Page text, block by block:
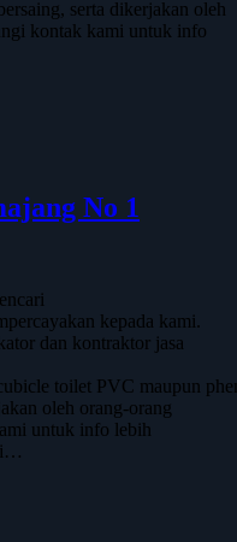
serta dikerjakan oleh
kontak kami untuk info
No 1
kepada kami.
dan kontraktor jasa
toilet PVC maupun
oleh orang-orang
untuk info lebih